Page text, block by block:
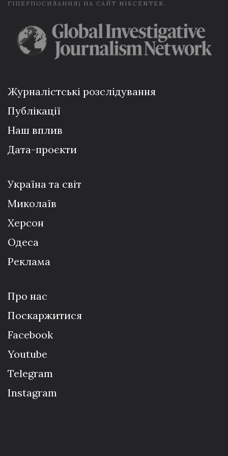
ГІПЕРПОСИЛАННЯ) НА САЙТ NIKCENTER.
Журналістські розслідування
Публікації
Наш вплив
Дата-проєкти
Україна та світ
Миколаїв
Херсон
Одеса
Реклама
Про нас
Поскаржитися
Facebook
Youtube
Telegram
Instagram